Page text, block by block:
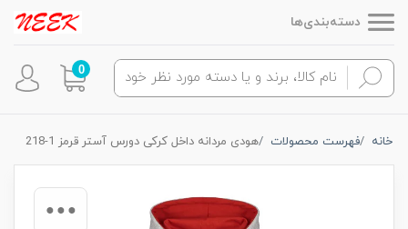
دسته‌بندی‌ها
0
خانه فهرست محصولات هودی مردانه داخل کرکی دورس آستر قرمز 1-218